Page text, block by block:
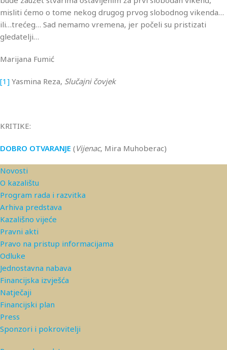
misliti ćemo o tome nekog drugog prvog slobodnog vikenda…
ili…trećeg… Sad nemamo vremena, jer počeli su pristizati
gledatelji…
Marijana Fumić
[1] Yasmina Reza, Slučajni čovjek
KRITIKE:
DOBRO OTVARANJE (Vijenac, Mira Muhoberac)
Novosti
O kazalištu
Program rada i razvitka
Arhiva predstava
Kazališno vijeće
Pravni akti
Pravo na pristup informacijama
Odluke
Jednostavna nabava
Financijska izvješća
Natječaji
Financijski plan
Press
Sponzori i pokrovitelji